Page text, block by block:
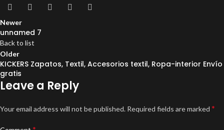
Newer
unnamed 7
Back to list
Older
KICKERS Zapatos, Textil, Accesorios textil, Ropa-interior Envío
gratis
Leave a Reply
Your email address will not be published. Required fields are marked *